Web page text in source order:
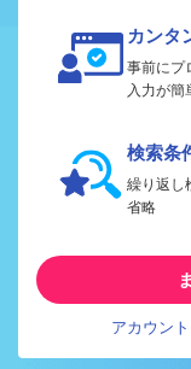
カンタ
事前にプ
入力が簡
検索条
繰り返し
省略
アカウン